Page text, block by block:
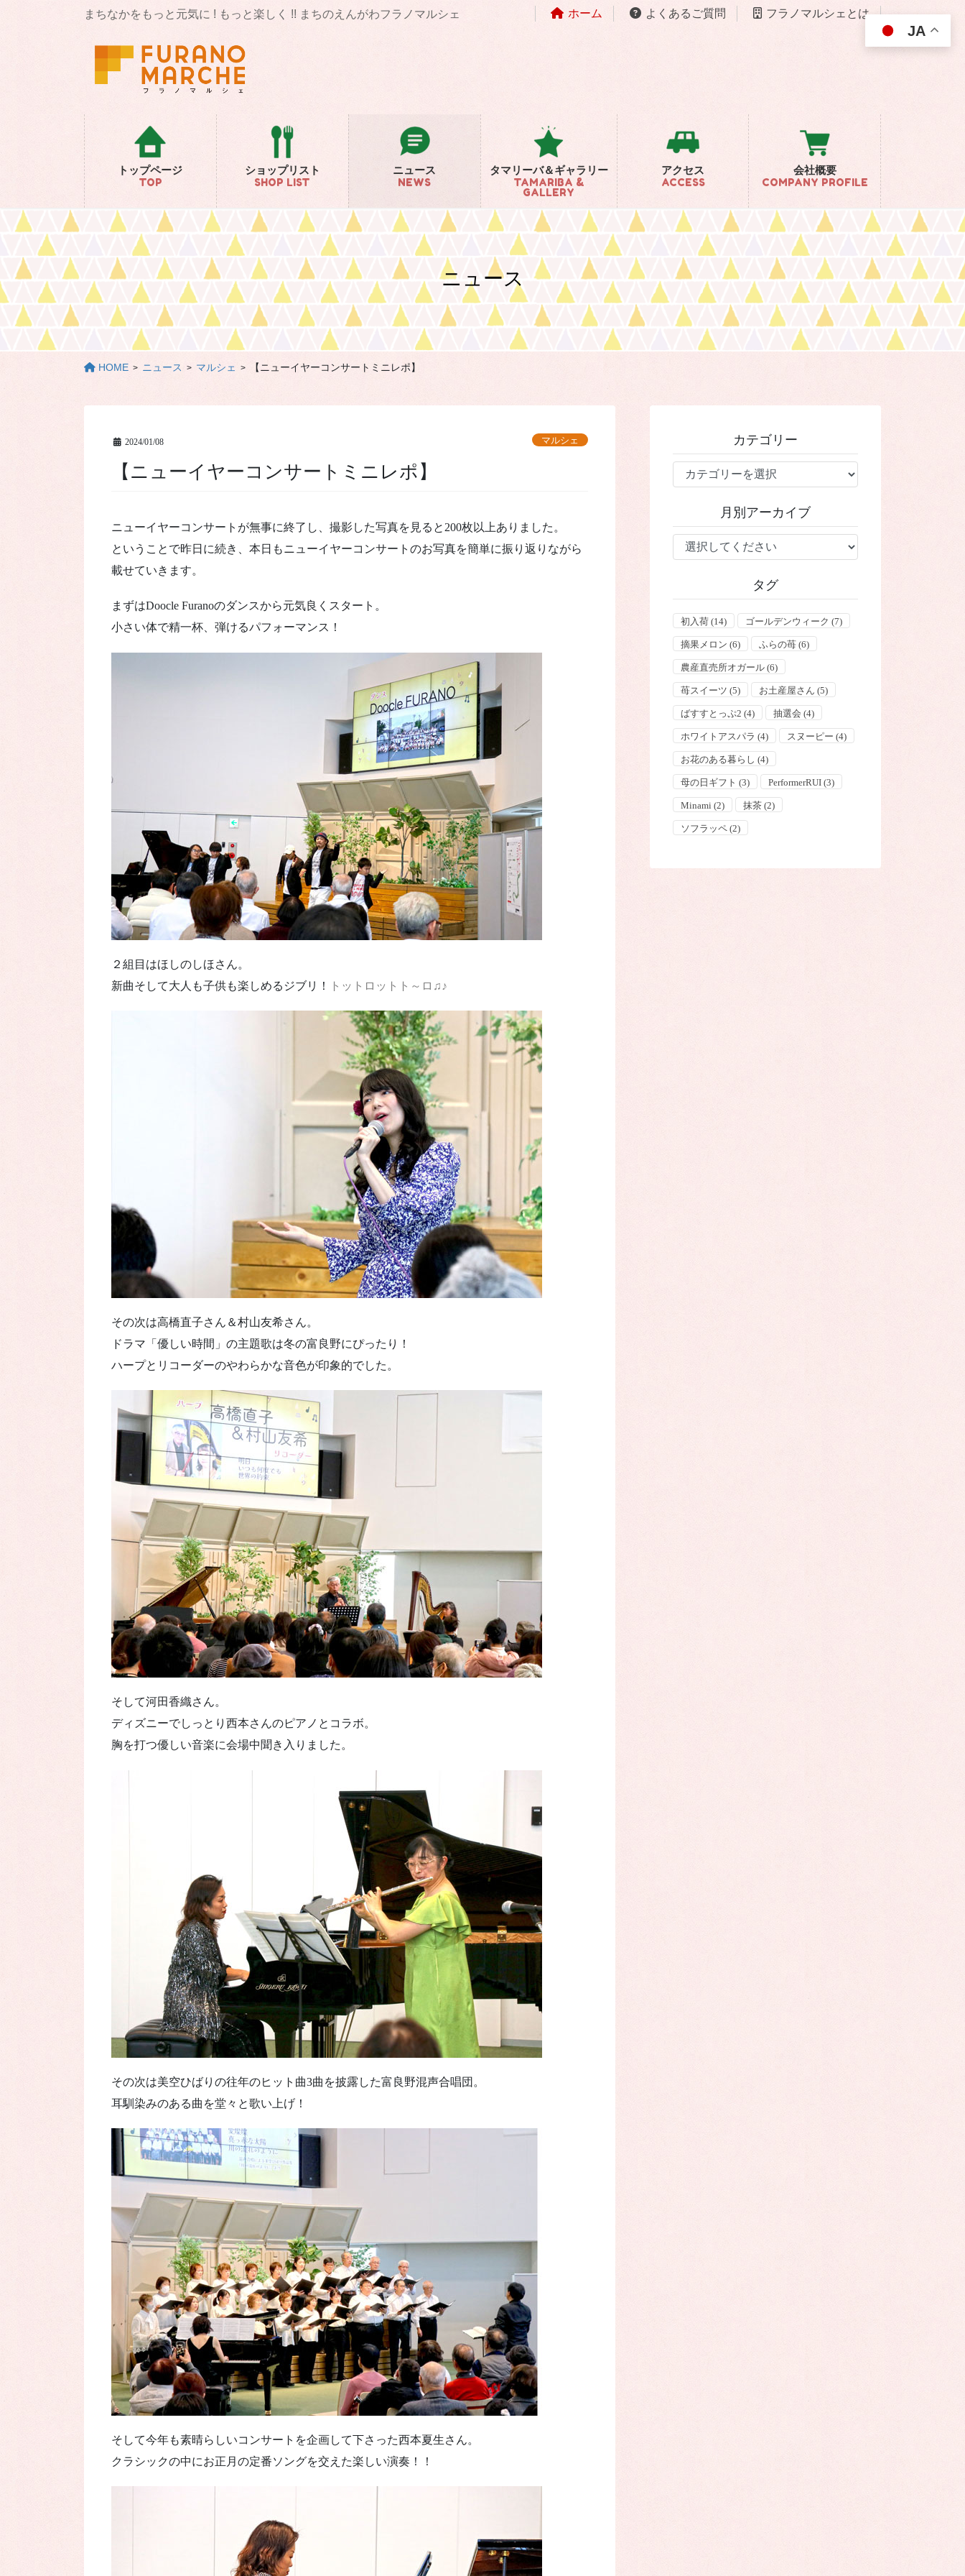
まちなかをもっと元気に ! もっと楽しく !! まちのえんがわフラノマルシェ ホーム よくあるご質問 フラノマルシェとは
トップページ
TOP
ショップリスト
SHOP LIST
ニュース
NEWS
タマリーバ＆ギャラリー
TAMARIBA &
GALLERY
アクセス
ACCESS
会社概要
COMPANY PROFILE
ニュース
HOME ニュース マルシェ 【ニューイヤーコンサートミニレポ】
2024/01/08 マルシェ
【ニューイヤーコンサートミニレポ】
ニューイヤーコンサートが無事に終了し、撮影した写真を見ると200枚以上ありました。
ということで昨日に続き、本日もニューイヤーコンサートのお写真を簡単に振り返りながら
載せていきます。
まずはDoocle Furanoのダンスから元気良くスタート。
小さい体で精一杯、弾けるパフォーマンス！
２組目はほしのしほさん。
新曲そして大人も子供も楽しめるジブリ！
トットロットト～ロ♫♪
その次は高橋直子さん＆村山友希さん。
ドラマ「優しい時間」の主題歌は冬の富良野にぴったり！
ハープとリコーダーのやわらかな音色が印象的でした。
そして河田香織さん。
ディズニーでしっとり西本さんのピアノとコラボ。
胸を打つ優しい音楽に会場中聞き入りました。
その次は美空ひばりの往年のヒット曲3曲を披露した富良野混声合唱団。
耳馴染みのある曲を堂々と歌い上げ！
そして今年も素晴らしいコンサートを企画して下さった西本夏生さん。
クラシックの中にお正月の定番ソングを交えた楽しい演奏！！
カテゴリー
テ
ー
月別アーカイブ
タグ
初入荷 (14) ゴールデンウィーク (7)
摘果メロン (6) ふらの苺 (6)
農産直売所オガール (6)
苺スイーツ (5) お土産屋さん (5)
ばすすとっぷ2 (4) 抽選会 (4)
ホワイトアスパラ (4) スヌーピー (4)
お花のある暮らし (4)
母の日ギフト (3) PerformerRUI (3)
Minami (2) 抹茶 (2)
ソフラッペ (2)
JA